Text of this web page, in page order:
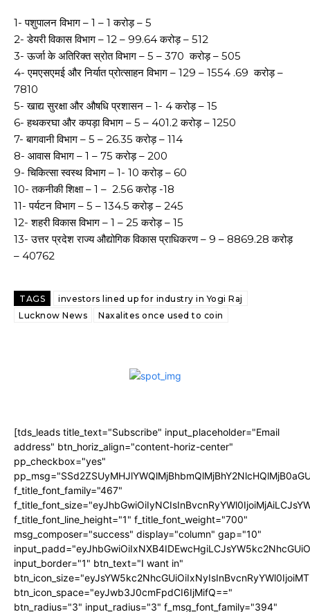
1- पशुपालन विभाग – 1 – 1 करोड़ – 5
2- डेयरी विकास विभाग – 12 – 99.64 करोड़ – 512
3- ऊर्जा के अतिरिक्त स्रोत विभाग – 5 – 370 करोड़ – 505
4- एमएसएमई और निर्यात प्रोत्साहन विभाग – 129 – 1554 .69 करोड़ –
7810
5- खाद्य सुरक्षा और औषधि प्रशासन – 1- 4 करोड़ – 15
6- हथकरघा और कपड़ा विभाग – 5 – 401.2 करोड़ – 1250
7- बागवानी विभाग – 5 – 26.35 करोड़ – 114
8- आवास विभाग – 1 – 75 करोड़ – 200
9- चिकित्सा स्वस्थ विभाग – 1- 10 करोड़ – 60
10- तकनीकी शिक्षा – 1 – 2.56 करोड़ -18
11- पर्यटन विभाग – 5 – 134.5 करोड़ – 245
12- शहरी विकास विभाग – 1 – 25 करोड़ – 15
13- उत्तर प्रदेश राज्य औद्योगिक विकास प्राधिकरण – 9 – 8869.28 करोड़
– 40762
TAGS
investors lined up for industry in Yogi Raj
Lucknow News
Naxalites once used to coin
[tds_leads title_text="Subscribe" input_placeholder="Email
address" btn_horiz_align="content-horiz-center"
pp_checkbox="yes"
f_title_font_family="467"
f_title_font_line_height="1" f_title_font_weight="700"
msg_composer="success" display="column" gap="10"
input_border="1" btn_text="I want in"
btn_icon_space="eyJwb3J0cmFpdCI6IjMifQ=="
btn_radius="3" input_radius="3" f_msg_font_family="394"